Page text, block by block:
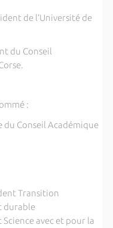
de l’Université de
du Conseil
:
Conseil Académique
Transition
durable
avec et pour la